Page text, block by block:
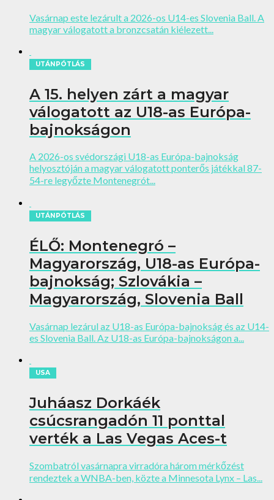
Vasárnap este lezárult a 2026-os U14-es Slovenia Ball. A
magyar válogatott a bronzcsatán kiélezett...
UTÁNPÓTLÁS
A 15. helyen zárt a magyar
válogatott az U18-as Európa-
bajnokságon
A 2026-os svédországi U18-as Európa-bajnokság
helyosztóján a magyar válogatott ponterős játékkal 87-
54-re legyőzte Montenegrót...
UTÁNPÓTLÁS
ÉLŐ: Montenegró –
Magyarország, U18-as Európa-
bajnokság; Szlovákia –
Magyarország, Slovenia Ball
Vasárnap lezárul az U18-as Európa-bajnokság és az U14-
es Slovenia Ball. Az U18-as Európa-bajnokságon a...
USA
Juháasz Dorkáék
csúcsrangadón 11 ponttal
verték a Las Vegas Aces-t
Szombatról vasárnapra virradóra három mérkőzést
rendeztek a WNBA-ben, közte a Minnesota Lynx – Las...